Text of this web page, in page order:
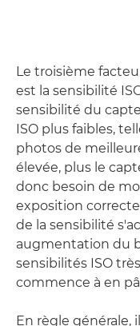
Le troisième
est la sensibilité
sensibilité du
ISO plus faibles,
photos de
élevée, plus le
donc besoin de
exposition
de la sensibilité
augmentation du
sensibilités ISO
commence à en
En règle générale,